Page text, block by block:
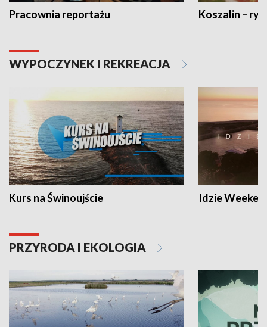
Pracownia reportażu Koszalin –
WYPOCZYNEK I REKREACJA
Kurs na Świnoujście Idzie
PRZYRODA I EKOLOGIA